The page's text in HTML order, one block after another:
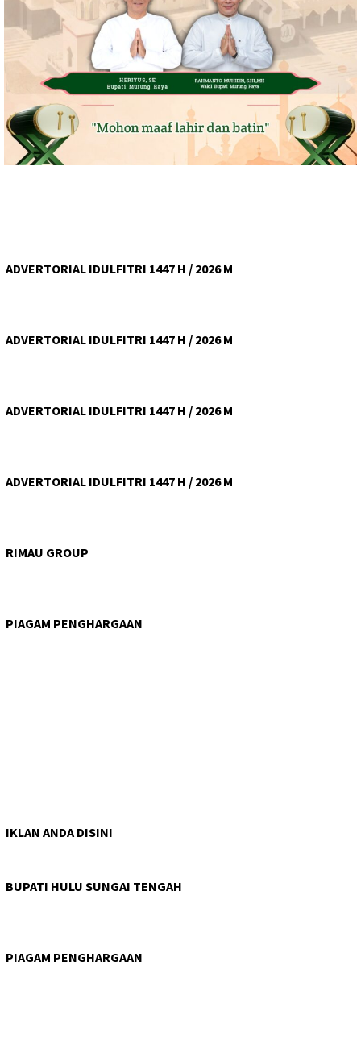
ADVERTORIAL IDULFITRI 1447 H / 2026 M
ADVERTORIAL IDULFITRI 1447 H / 2026 M
ADVERTORIAL IDULFITRI 1447 H / 2026 M
ADVERTORIAL IDULFITRI 1447 H / 2026 M
RIMAU GROUP
PIAGAM PENGHARGAAN
IKLAN ANDA DISINI
BUPATI HULU SUNGAI TENGAH
PIAGAM PENGHARGAAN